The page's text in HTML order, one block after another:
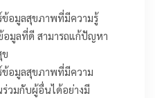
อมูลสุขภาพที่มีความรู้
มูลที่ดี สามารถแก้ปัญหา
อมูลสุขภาพที่มีความ
ร่วมกับผู้อื่นได้อย่างมี